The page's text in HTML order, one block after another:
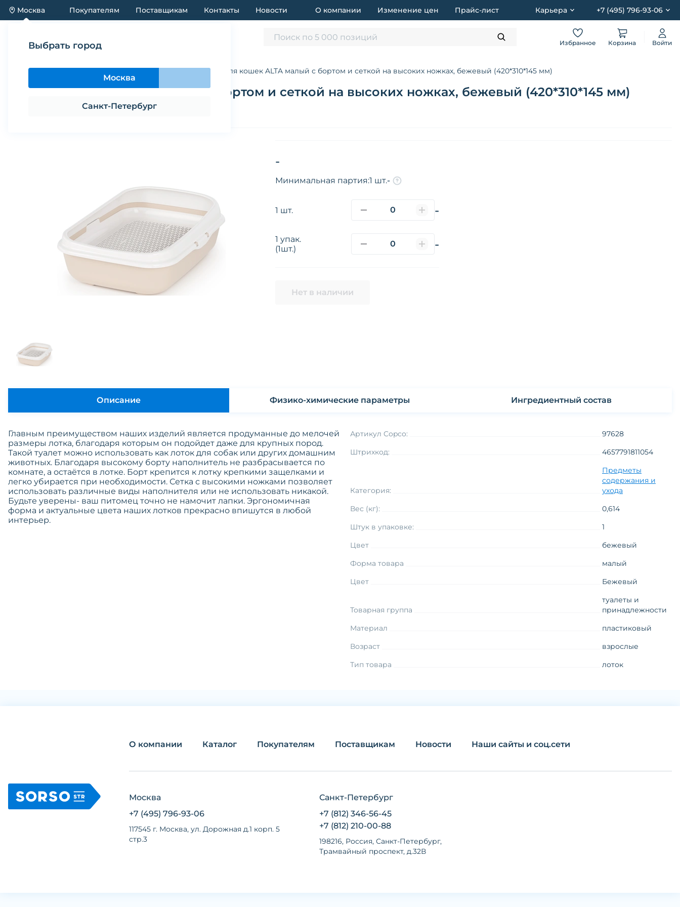
Москва
Выбрать город
Москва
Санкт-Петербург
Покупателям Поставщикам Контакты Новости О компании Изменение цен Прайс-лист Карьера +7 (495) 796-93-06
Поиск по 5 000 позиций
Избранное Корзина Войти
Каталог Предметы содержания и ухода Лоток для кошек ALTA малый с бортом и сеткой на высоких ножках, бежевый (420*310*145 мм)
Лоток для кошек ALTA малый с бортом и сеткой на высоких ножках, бежевый (420*310*145 мм)
В избранное
-
Минимальная партия:1 шт.-
1 шт. -
1 упак.
(1шт.)
-
Нет в наличии
Описание Физико-химические параметры Ингредиентный состав
Главным преимуществом наших изделий является продуманные до мелочей
размеры лотка, благодаря которым он подойдет даже для крупных пород.
Такой туалет можно использовать как лоток для собак или других домашним
животных. Благодаря высокому борту наполнитель не разбрасывается по
комнате, а остаётся в лотке. Борт крепится к лотку крепкими защелками и
легко убирается при необходимости. Сетка с высокими ножками позволяет
использовать различные виды наполнителя или не использовать никакой.
Будьте уверены- ваш питомец точно не намочит лапки. Эргономичная
форма и актуальные цвета наших лотков прекрасно впишутся в любой
интерьер.
Артикул Copco:
97628
Штрихкод:
4657791811054
Категория:
Предметы
содержания и
ухода
Вес (кг):
0,614
Штук в упаковке:
1
Цвет
бежевый
Форма товара
малый
Цвет
Бежевый
Товарная группа
туалеты и
принадлежности
Материал
пластиковый
Возраст
взрослые
Тип товара
лоток
О компании Каталог Покупателям Поставщикам Новости Наши сайты и соц.сети
Москва
+7 (495) 796-93-06
117545 г. Москва, ул. Дорожная д.1 корп. 5
стр.3
Санкт-Петербург
+7 (812) 346-56-45
+7 (812) 210-00-88
198216, Россия, Санкт-Петербург,
Трамвайный проспект, д.32В